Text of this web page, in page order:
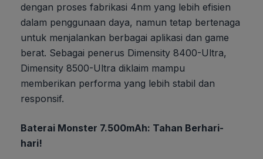
dengan proses fabrikasi 4nm yang lebih efisien
dalam penggunaan daya, namun tetap bertenaga
untuk menjalankan berbagai aplikasi dan game
berat. Sebagai penerus Dimensity 8400-Ultra,
Dimensity 8500-Ultra diklaim mampu
memberikan performa yang lebih stabil dan
responsif.
Baterai Monster 7.500mAh: Tahan Berhari-
hari!